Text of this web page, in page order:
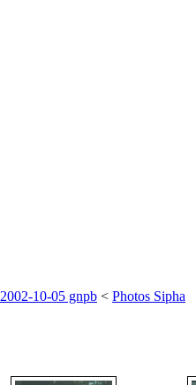
2002-10-05 gnpb < Photos Sipha